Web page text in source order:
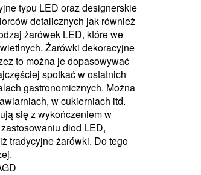
typu LED oraz designerskie
detalicznych jak również
żarówek LED, które we
Żarówki dekoracyjne
to można je dopasowywać
spotkać w ostatnich
gastronomicznych. Można
w cukierniach itd.
się z wykończeniem w
diod LED,
tradycyjne żarówki. Do tego